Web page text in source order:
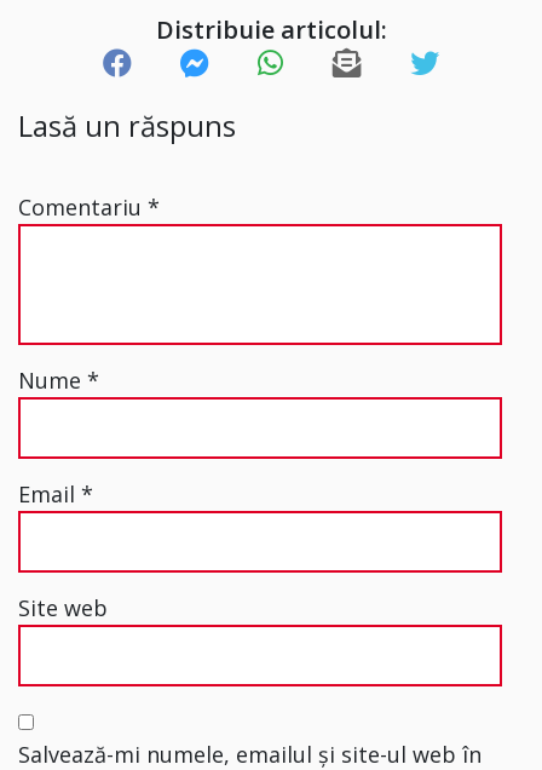
Distribuie articolul:
Lasă un răspuns
Comentariu *
Nume *
Email *
Site web
Salvează-mi numele, emailul și site-ul web în